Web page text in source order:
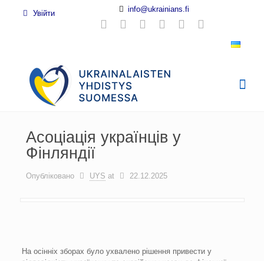
Увійти info@ukrainians.fi
Асоціація українців у
Фінляндії
Опубліковано UYS at 22.12.2025
На осінніх зборах було ухвалено рішення привести у